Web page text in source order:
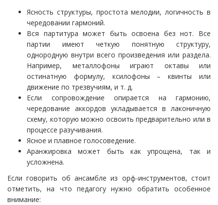
Ясность структуры, простота мелодии, логичность в
чередовании гармоний.
Вся партитура может быть освоена без нот. Все
партии имеют четкую понятную структуру,
однородную внутри всего произведения или раздела.
Например, металлофоны играют октавы или
остинатную формулу, ксилофоны – квинты или
движение по трезвучиям, и т. д.
Если сопровождение опирается на гармонию,
чередование аккордов укладывается в лаконичную
схему, которую можно освоить предварительно или в
процессе разучивания.
Ясное и плавное голосоведение.
Аранжировка может быть как упрощена, так и
усложнена.
Если говорить об ансамбле из орф-инструментов, стоит
отметить, на что педагогу нужно обратить особенное
внимание: